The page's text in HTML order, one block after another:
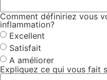
Comment définiriez vous
inflammation?
Excellent
Satisfait
A améliorer
Expliquez ce qui vous fait